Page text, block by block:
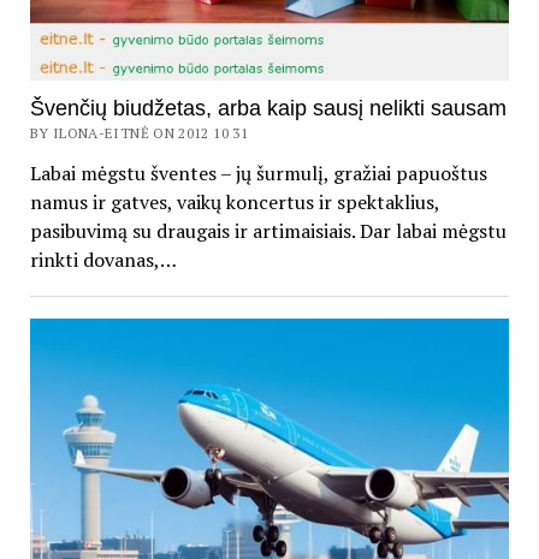
Švenčių biudžetas, arba kaip sausį nelikti sausam
BY ILONA-EITNĖ ON 2012 10 31
Labai mėgstu šventes – jų šurmulį, gražiai papuoštus
namus ir gatves, vaikų koncertus ir spektaklius,
pasibuvimą su draugais ir artimaisiais. Dar labai mėgstu
rinkti dovanas,…